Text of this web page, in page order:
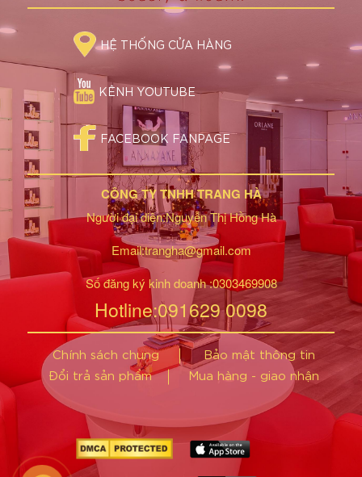
HỆ THỐNG CỬA HÀNG
KÊNH YOUTUBE
FACEBOOK FANPAGE
CÔNG TY TNHH TRANG HÀ
Người đại diện:Nguyễn Thị Hồng Hà
Email:trangha@gmail.com
Số đăng ký kinh doanh :0303469908
Hotline:091629 0098
Chính sách chung
Bảo mật thông tin
Đổi trả sản phẩm
Mua hàng - giao nhận